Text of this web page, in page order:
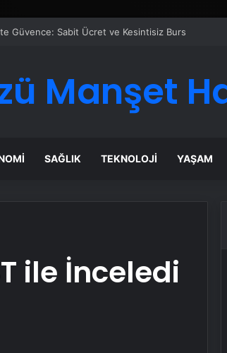
Manşet
SAĞLIK TEKNOLOJI YAŞAM
ile İnceledi